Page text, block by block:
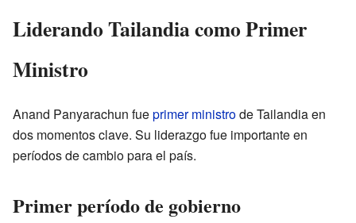
Liderando Tailandia como Primer
Ministro
Anand Panyarachun fueprimer ministrode Tailandia en
dos momentos clave. Su liderazgo fue importante en
períodos de cambio para el país.
Primer período de gobierno